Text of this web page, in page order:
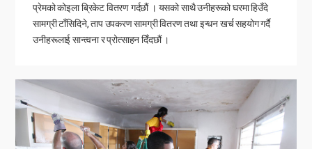
प्रेमको कोइला ब्रिकेट वितरण गर्दछौं । यसको साथै उनीहरूको घरमा हिउँदे
सामग्री टाँसिदिने, ताप उपकरण सामग्री वितरण तथा इन्धन खर्च सहयोग गर्दै
उनीहरूलाई सान्त्वना र प्रोत्साहन दिँदछौं ।